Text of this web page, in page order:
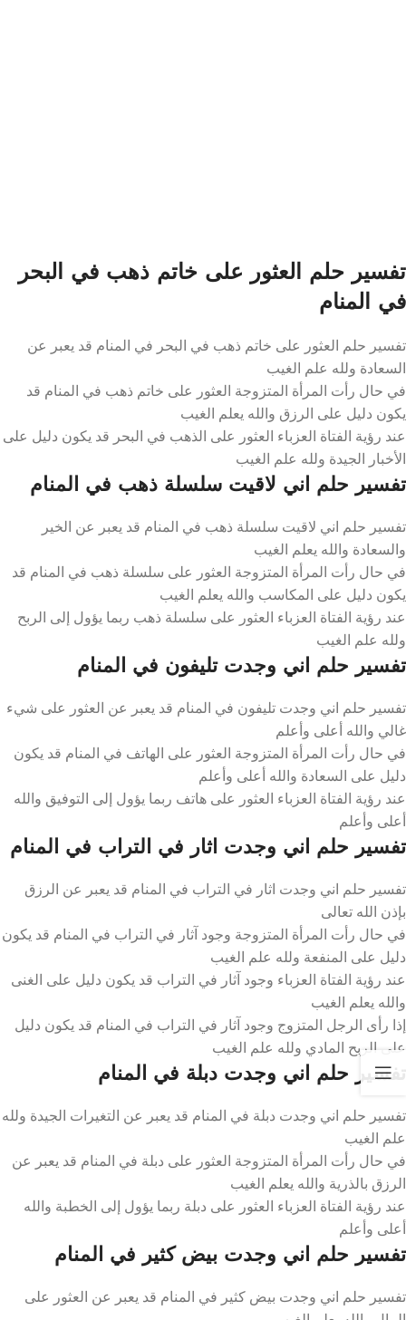
تفسير حلم العثور على خاتم ذهب في البحر
في المنام
تفسير حلم العثور على خاتم ذهب في البحر في المنام قد يعبر عن
السعادة ولله علم الغيب
في حال رأت المرأة المتزوجة العثور على خاتم ذهب في المنام قد
يكون دليل على الرزق والله يعلم الغيب
عند رؤية الفتاة العزباء العثور على الذهب في البحر قد يكون دليل على
الأخبار الجيدة ولله علم الغيب
تفسير حلم اني لاقيت سلسلة ذهب في المنام
تفسير حلم اني لاقيت سلسلة ذهب في المنام قد يعبر عن الخير
والسعادة والله يعلم الغيب
في حال رأت المرأة المتزوجة العثور على سلسلة ذهب في المنام قد
يكون دليل على المكاسب والله يعلم الغيب
عند رؤية الفتاة العزباء العثور على سلسلة ذهب ربما يؤول إلى الربح
ولله علم الغيب
تفسير حلم اني وجدت تليفون في المنام
تفسير حلم اني وجدت تليفون في المنام قد يعبر عن العثور على شيء
غالي والله أعلى وأعلم
في حال رأت المرأة المتزوجة العثور على الهاتف في المنام قد يكون
دليل على السعادة والله أعلى وأعلم
عند رؤية الفتاة العزباء العثور على هاتف ربما يؤول إلى التوفيق والله
أعلى وأعلم
تفسير حلم اني وجدت اثار في التراب في المنام
تفسير حلم اني وجدت اثار في التراب في المنام قد يعبر عن الرزق
بإذن الله تعالى
في حال رأت المرأة المتزوجة وجود آثار في التراب في المنام قد يكون
دليل على المنفعة ولله علم الغيب
عند رؤية الفتاة العزباء وجود آثار في التراب قد يكون دليل على الغنى
والله يعلم الغيب
إذا رأى الرجل المتزوج وجود آثار في التراب في المنام قد يكون دليل
على الربح المادي ولله علم الغيب
تفسير حلم اني وجدت دبلة في المنام
تفسير حلم اني وجدت دبلة في المنام قد يعبر عن التغيرات الجيدة ولله
علم الغيب
في حال رأت المرأة المتزوجة العثور على دبلة في المنام قد يعبر عن
الرزق بالذرية والله يعلم الغيب
عند رؤية الفتاة العزباء العثور على دبلة ربما يؤول إلى الخطبة والله
أعلى وأعلم
تفسير حلم اني وجدت بيض كثير في المنام
تفسير حلم اني وجدت بيض كثير في المنام قد يعبر عن العثور على